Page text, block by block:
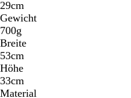
29cm
Gewicht
700g
Breite
53cm
Höhe
33cm
Material